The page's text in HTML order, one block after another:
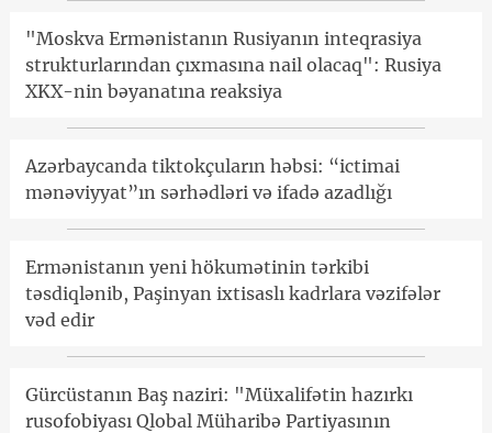
"Moskva Ermənistanın Rusiyanın inteqrasiya
strukturlarından çıxmasına nail olacaq": Rusiya
XKX-nin bəyanatına reaksiya
Azərbaycanda tiktokçuların həbsi: “ictimai
mənəviyyat”ın sərhədləri və ifadə azadlığı
Ermənistanın yeni hökumətinin tərkibi
təsdiqlənib, Paşinyan ixtisaslı kadrlara vəzifələr
vəd edir
Gürcüstanın Baş naziri: "Müxalifətin hazırkı
rusofobiyası Qlobal Müharibə Partiyasının